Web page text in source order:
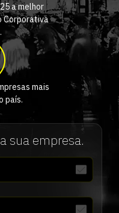
a melhor
Corporativa
mais
país.
sua empresa.